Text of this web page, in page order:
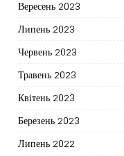
Вересень 2023
Липень 2023
Червень 2023
Травень 2023
Квітень 2023
Березень 2023
Липень 2022